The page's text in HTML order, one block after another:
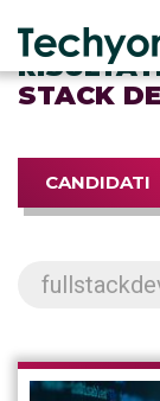
STACK
CANDIDATI